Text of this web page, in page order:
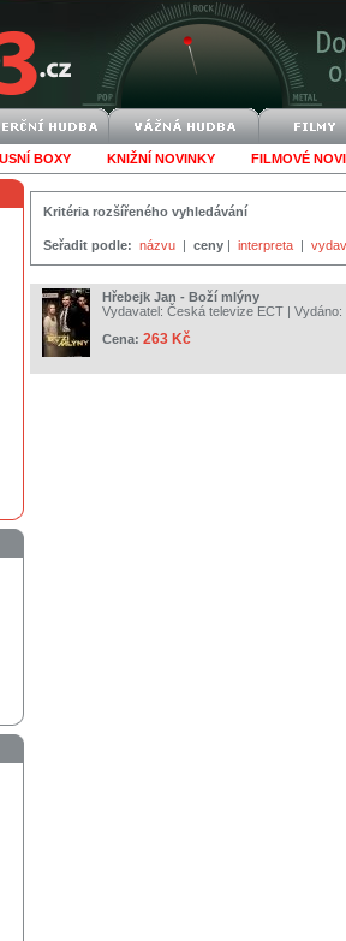
BOXY KNIŽNÍ NOVINKY FILMOVÉ
Kritéria rozšířeného vyhledávání
Seřadit podle: názvu | ceny | interpreta |
Hřebejk Jan - Boží mlýny
Vydavatel: Česká televize ECT | Vydáno:
Cena: 263 Kč